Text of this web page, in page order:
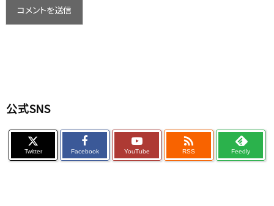
公式SNS
Twitter Facebook YouTube

RSS Feedly